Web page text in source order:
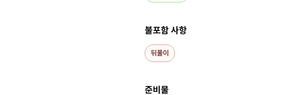
- 어색한 분위기 No ! 아이스브레이킹 타임
불포함 사항
뒤풀이
준비물